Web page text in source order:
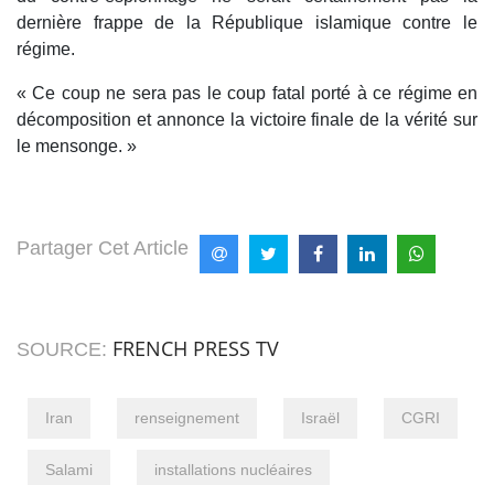
dernière frappe de la République islamique contre le
régime.
« Ce coup ne sera pas le coup fatal porté à ce régime en
décomposition et annonce la victoire finale de la vérité sur
le mensonge. »
Partager Cet Article
SOURCE: FRENCH PRESS TV
Iran renseignement Israël CGRI
Salami installations nucléaires